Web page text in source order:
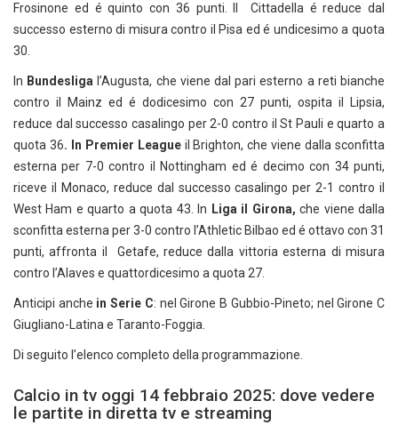
Frosinone ed é quinto con 36 punti. Il Cittadella é reduce dal
successo esterno di misura contro il Pisa ed é undicesimo a quota
30.
In Bundesliga l’Augusta, che viene dal pari esterno a reti bianche
contro il Mainz ed é dodicesimo con 27 punti, ospita il Lipsia,
reduce dal successo casalingo per 2-0 contro il St Pauli e quarto a
quota 36. In Premier League il Brighton, che viene dalla sconfitta
esterna per 7-0 contro il Nottingham ed é decimo con 34 punti,
riceve il Monaco, reduce dal successo casalingo per 2-1 contro il
West Ham e quarto a quota 43. In Liga il Girona, che viene dalla
sconfitta esterna per 3-0 contro l’Athletic Bilbao ed é ottavo con 31
punti, affronta il Getafe, reduce dalla vittoria esterna di misura
contro l’Alaves e quattordicesimo a quota 27.
Anticipi anche in Serie C: nel Girone B Gubbio-Pineto; nel Girone C
Giugliano-Latina e Taranto-Foggia.
Di seguito l’elenco completo della programmazione.
Calcio in tv oggi 14 febbraio 2025: dove vedere
le partite in diretta tv e streaming